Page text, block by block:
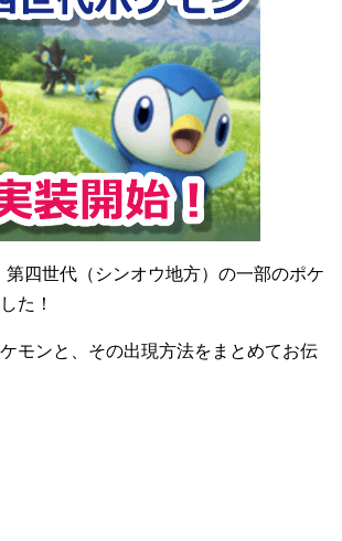
第四世代（シンオウ地方）の一部のポケ
た！
モンと、その出現方法をまとめてお伝